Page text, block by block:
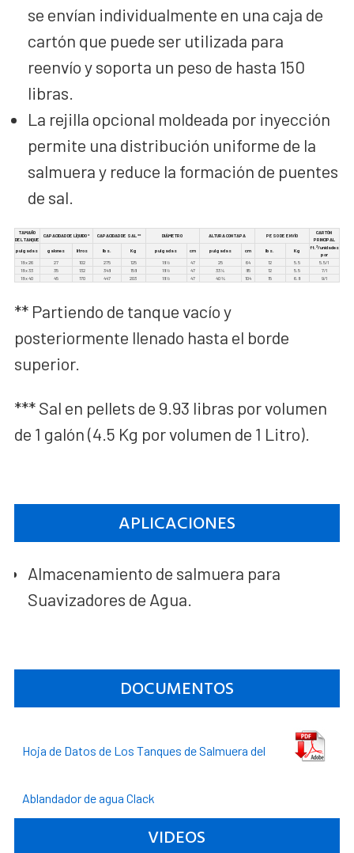
se envían individualmente en una caja de
cartón que puede ser utilizada para
reenvío y soporta un peso de hasta 150
libras.
La rejilla opcional moldeada por inyección
permite una distribución uniforme de la
salmuera y reduce la formación de puentes
de sal.
TAMAÑO
DEL TANQUE
CAPACIDAD DE LÍQUIDO * CAPACIDAD DE SAL ** DIÁMETRO ALTURA CON TAPA PESO DE ENVÍO
CARTÓN
PRINCIPAL
pulgadas
galones litros lbs. Kg pulgadas cm pulgadas cm lbs. Kg
ft. 3/unidades
por
18 x 26
27 102 275 125 18 1⁄2 47 25 64 12 5.5
5.5/1
18 x 33
35 132 348 158 18 1⁄2 47 33 1⁄4 85 12 5.5
7/1
18 x 40
45 170 447 203 18 1⁄2 47 40 3⁄4 104 15 6.8 9/1
** Partiendo de tanque vacío y
posteriormente llenado hasta el borde
superior.
*** Sal en pellets de 9.93 libras por volumen
de 1 galón (4.5 Kg por volumen de 1 Litro).
APLICACIONES
Almacenamiento de salmuera para
Suavizadores de Agua.
DOCUMENTOS
Hoja de Datos de Los Tanques de Salmuera del
Ablandador de agua Clack
VIDEOS